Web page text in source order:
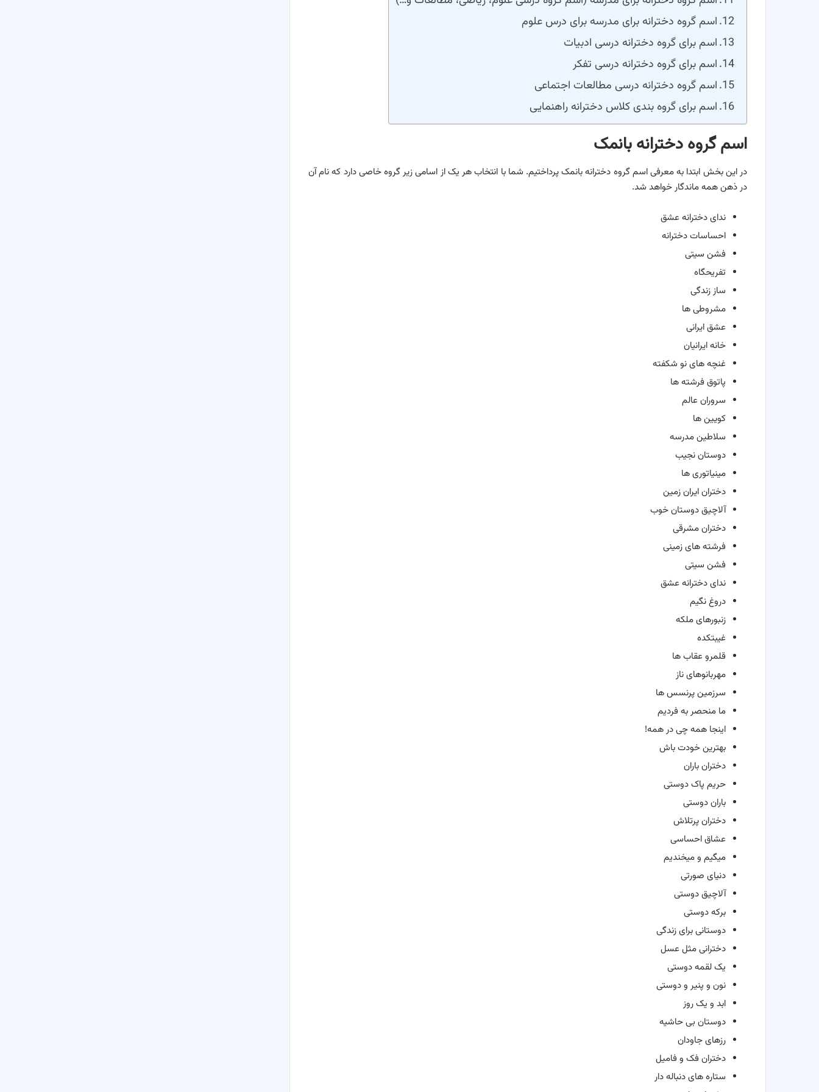
اسم گروه دخترانه برای مدرسه برای درس علوم
اسم برای گروه دخترانه درسی ادبیات
اسم برای گروه دخترانه درسی تفکر
اسم گروه دخترانه درسی مطالعات اجتماعی
اسم برای گروه بندی کلاس دخترانه راهنمایی
اسم گروه دخترانه بانمک
در این بخش ابتدا به معرفی اسم گروه دخترانه بانمک پرداختیم. شما با انتخاب هر یک از اسامی زیر گروه خاصی دارد که نام آن
در ذهن همه ماندگار خواهد شد.
ندای دخترانه عشق
احساسات دخترانه
فشن سیتی
تفریحگاه
ساز زندگی
مشروطی ها
عشق ایرانی
خانه ایرانیان
غنچه های نو شکفته
پاتوق فرشته ها
سروران عالم
کویین ها
سلاطین مدرسه
دوستان نجیب
مینیاتوری ها
دختران ایران زمین
آلاچیق دوستان خوب
دختران مشرقی
فرشته های زمینی
فشن سیتی
ندای دخترانه عشق
دروغ نگیم
زنبورهای ملکه
غیبتکده
قلمرو عقاب ها
مهربانوهای ناز
سرزمین پرنسس ها
ما منحصر به فردیم
اینجا همه چی در همه!
بهترین خودت باش
دختران باران
حریم پاک دوستی
باران دوستی
دختران پرتلاش
عشاق احساسی
میگیم و میخندیم
دنیای صورتی
آلاچیق دوستی
برکه دوستی
دوستانی برای زندگی
دخترانی مثل عسل
یک لقمه دوستی
نون و پنیر و دوستی
ابد و یک روز
دوستان بی حاشیه
رزهای جاودان
دختران فک و فامیل
ستاره های دنباله دار